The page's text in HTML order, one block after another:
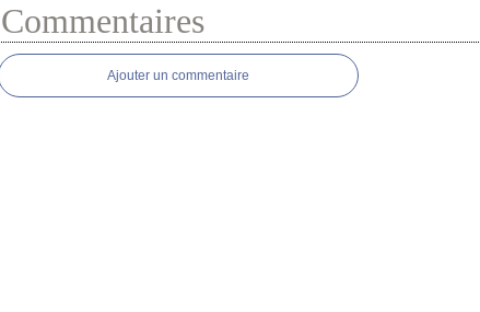
Commentaires
Ajouter un commentaire